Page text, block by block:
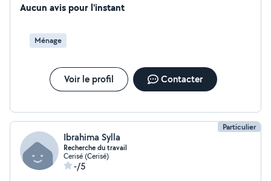
Aucun avis pour l'instant
Ménage
Voir le profil Contacter
Particulier
Ibrahima Sylla
Recherche du travail
Cerisé (Cerisé)
-/5